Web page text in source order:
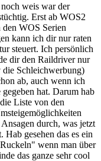
weis war der
Erst ab WOS2
WOS Serien
kann ich dir nur raten
steuert. Ich persönlich
dir den Raildriver nur
Schleichwerbung)
ab, auch wenn ich
hat. Darum hab
Liste von den
durch, was jetzt
Hab gesehen das es ein
wenn man über
das ganze sehr cool